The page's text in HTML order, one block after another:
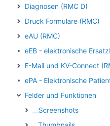
Diagnosen (RMC D)
Druck Formulare (RMC)
eAU (RMC)
eEB - elektronische
E-Mail und KV-Connect
ePA - Elektronische
Felder und Funktionen
__Screenshots